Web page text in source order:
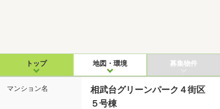
トップ 地図・環境 募集物件
マンション名
相武台グリーンパーク４街区
５号棟